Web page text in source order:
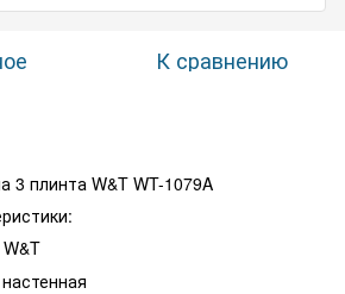
К сравнению
3 плинта W&T WT-1079A
W&T
настенная